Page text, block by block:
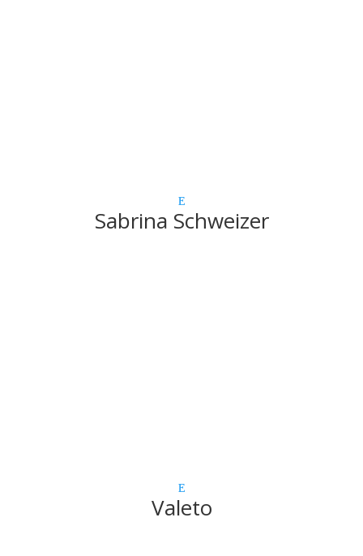
Sabrina Schweizer
Valeto